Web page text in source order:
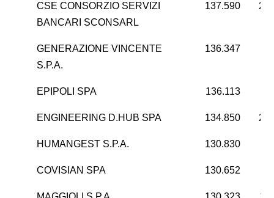
CSE CONSORZIO SERVIZI
BANCARI SCONSARL
137.590
GENERAZIONE VINCENTE
S.P.A.
136.347
EPIPOLI SPA 136.113
ENGINEERING D.HUB SPA 134.850
HUMANGEST S.P.A. 130.830
COVISIAN SPA 130.652